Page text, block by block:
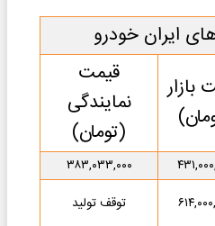
ایران خودرو
بازار
قیمت
نمایندگی
(تومان)
۳۸۳,۰۳۳,۰۰۰
توقف تولید